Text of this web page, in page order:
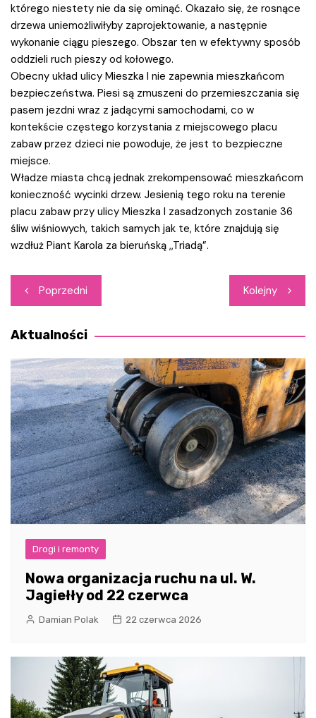
którego niestety nie da się ominąć. Okazało się, że rosnące
drzewa uniemożliwiłyby zaprojektowanie, a następnie
wykonanie ciągu pieszego. Obszar ten w efektywny sposób
oddzieli ruch pieszy od kołowego.
Obecny układ ulicy Mieszka I nie zapewnia mieszkańcom
bezpieczeństwa. Piesi są zmuszeni do przemieszczania się
pasem jezdni wraz z jadącymi samochodami, co w
kontekście częstego korzystania z miejscowego placu
zabaw przez dzieci nie powoduje, że jest to bezpieczne
miejsce.
Władze miasta chcą jednak zrekompensować mieszkańcom
konieczność wycinki drzew. Jesienią tego roku na terenie
placu zabaw przy ulicy Mieszka I zasadzonych zostanie 36
śliw wiśniowych, takich samych jak te, które znajdują się
wzdłuż Piant Karola za bieruńską ,,Triadą”.
Nawigacja
wpisu
Poprzedni Kolejny
Aktualności
Drogi i remonty
Nowa organizacja ruchu na ul. W.
Jagiełły od 22 czerwca
Damian Polak 22 czerwca 2026